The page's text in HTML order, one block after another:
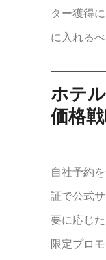
ター獲得
に入れるべ
ホテ
価格
自社予約
証で公式
要に応じ
限定プロ